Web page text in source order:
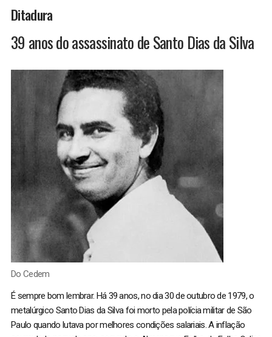
Ditadura
39 anos do assassinato de Santo Dias da Silva
Do Cedem
É sempre bom lembrar. Há 39 anos, no dia 30 de outubro de 1979, o
metalúrgico Santo Dias da Silva foi morto pela polícia militar de São
Paulo quando lutava por melhores condições salariais. A inflação